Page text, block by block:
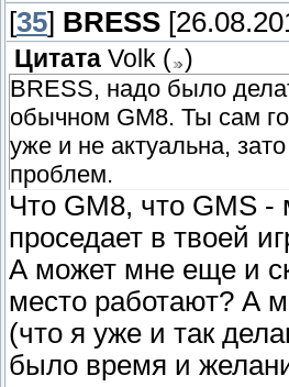
[35] BRESS
Цитата Volk ( )
BRESS, надо было
обычном GM8. Ты сам
уже и не актуальна,
проблем.
Что GM8, что GMS
проседает в твоей
А может мне еще и
место работают? А
(что я уже и так
было время и